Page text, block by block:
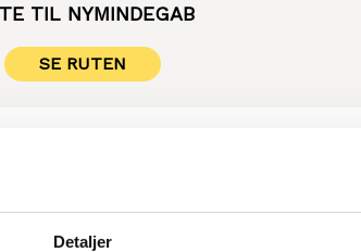
Detaljer
TIL NYMINDEGAB
SE RUTEN
ruter